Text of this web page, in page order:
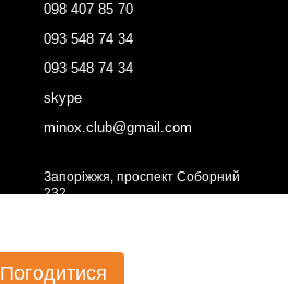
098 407 85 70
093 548 74 34
093 548 74 34
skype
minox.club@gmail.com
Запоріжжя, проспект Соборний
232
Погодитися